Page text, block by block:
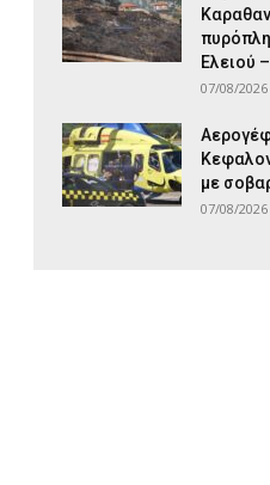
Ελειού
07/08/2026
με
07/08/2026